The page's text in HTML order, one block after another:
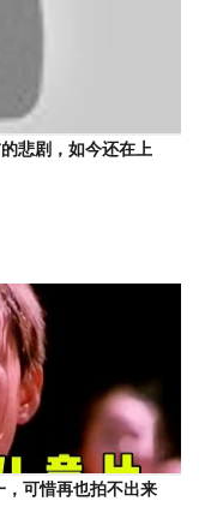
悲剧，如今还在上
，可惜再也拍不出来